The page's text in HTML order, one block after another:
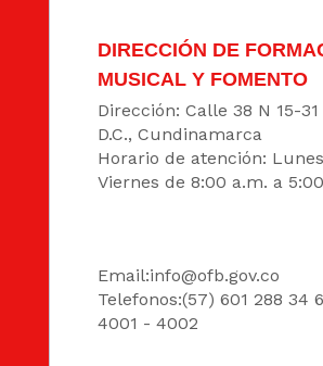
DIRECCIÓN DE
MUSICAL Y FOMENTO
Dirección: Calle 38 N 15-31
D.C., Cundinamarca
Horario de atención:
Viernes de 8:00 a.m. a
Email:info@ofb.gov.co
Telefonos:(57) 601 288 34
4001 - 4002